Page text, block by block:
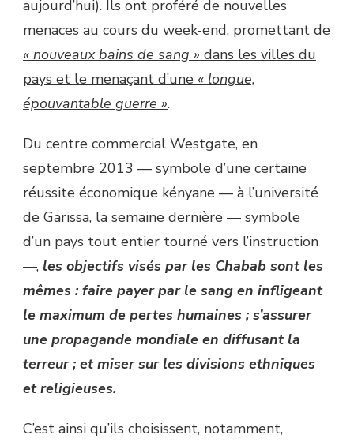
aujourd’hui). Ils ont proféré de nouvelles
menaces au cours du week-end, promettant de
« nouveaux bains de sang » dans les villes du
pays et le menaçant d’une « longue,
épouvantable guerre ».
Du centre commercial Westgate, en
septembre 2013 — symbole d’une certaine
réussite économique kényane — à l’université
de Garissa, la semaine dernière — symbole
d’un pays tout entier tourné vers l’instruction
—, les objectifs visés par les Chabab sont les
mêmes : faire payer par le sang en infligeant
le maximum de pertes humaines ; s’assurer
une propagande mondiale en diffusant la
terreur ; et miser sur les divisions ethniques
et religieuses.
C’est ainsi qu’ils choisissent, notamment,